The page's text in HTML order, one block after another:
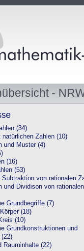
-
(34)
natürlichen Zahlen (10)
und Muster (4)
(16)
(53)
von rationalen
und Dividison von
Grundbegriffe (7)
(18)
(10)
Grundkonstruktionen und
Rauminhalte (22)